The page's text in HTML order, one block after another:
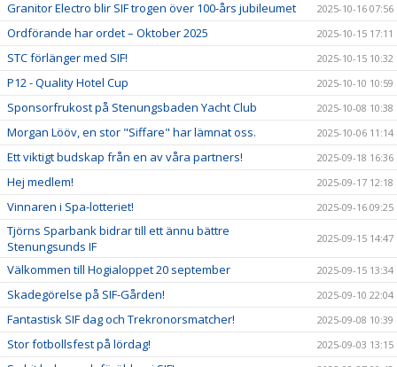
Granitor Electro blir SIF trogen över 100-års jubileumet 2025-10-16 07:56
Ordförande har ordet – Oktober 2025 2025-10-15 17:11
STC förlänger med SIF! 2025-10-15 10:32
P12 - Quality Hotel Cup 2025-10-10 10:59
Sponsorfrukost på Stenungsbaden Yacht Club 2025-10-08 10:38
Morgan Lööv, en stor "Siffare" har lämnat oss. 2025-10-06 11:14
Ett viktigt budskap från en av våra partners! 2025-09-18 16:36
Hej medlem! 2025-09-17 12:18
Vinnaren i Spa-lotteriet! 2025-09-16 09:25
Tjörns Sparbank bidrar till ett ännu bättre
Stenungsunds IF
2025-09-15 14:47
Välkommen till Hogialoppet 20 september 2025-09-15 13:34
Skadegörelse på SIF-Gården! 2025-09-10 22:04
Fantastisk SIF dag och Trekronorsmatcher! 2025-09-08 10:39
Stor fotbollsfest på lördag! 2025-09-03 13:15